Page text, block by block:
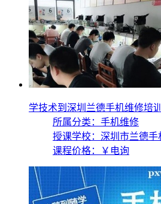
学技术到深圳兰德手机维修培
所属分类：手机维修
授课学校： 深圳市兰德手
课程价格：
￥电询